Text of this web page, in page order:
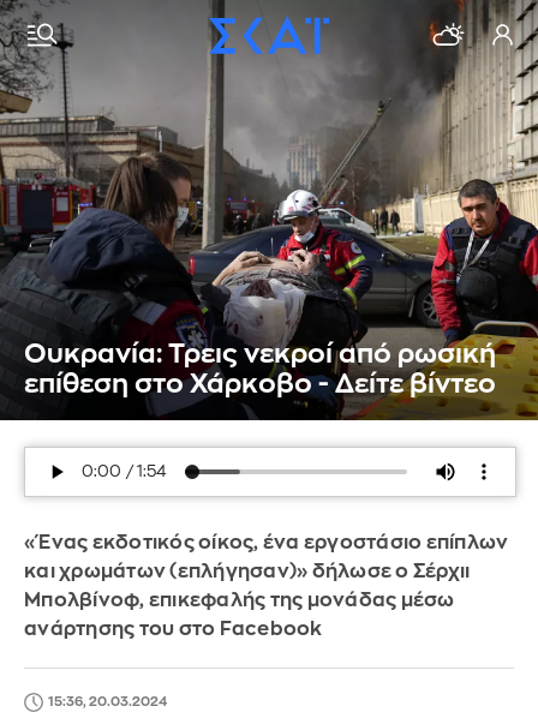
Ουκρανία: Τρεις νεκροί από ρωσική
επίθεση στο Χάρκοβο - Δείτε βίντεο
«Ένας εκδοτικός οίκος, ένα εργοστάσιο επίπλων
και χρωμάτων (επλήγησαν)» δήλωσε ο Σέρχιι
Μπολβίνοφ, επικεφαλής της μονάδας μέσω
ανάρτησης του στο Facebook
15:36, 20.03.2024